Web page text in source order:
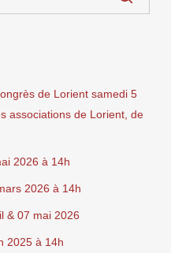
de Lorient samedi 5
associations de Lorient, de
2026 à 14h
2026 à 14h
& 07 mai 2026
2025 à 14h